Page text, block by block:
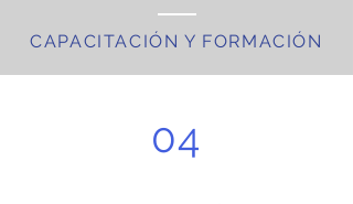
CAPACITACIÓN Y FORMACIÓN
04